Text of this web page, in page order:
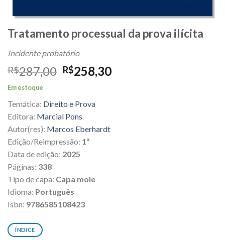
Tratamento processual da prova ilícita
Incidente probatório
R$287,00 O
era:
R$287,00.
R$258,30O
Em estoque
Temática: Direito e Prova
Editora: Marcial Pons
Autor(res): Marcos Eberhardt
Edição/Reimpressão: 1ª
Data de edição: 2025
Páginas: 338
Tipo de capa: Capa mole
Idioma: Português
Isbn: 9786585108423
ÍNDICE